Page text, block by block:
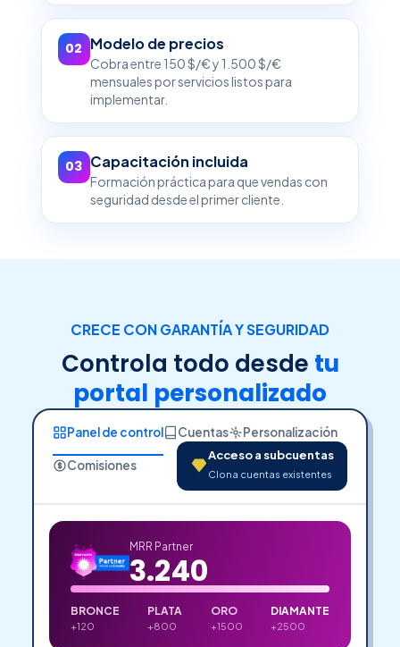
02 Modelo de precios
Cobra entre 150 $/€ y 1.500 $/€
mensuales por servicios listos para
implementar.
03 Capacitación incluida
Formación práctica para que vendas con
seguridad desde el primer cliente.
CRECE CON GARANTÍA Y SEGURIDAD
Controla todo desde tu
portal personalizado
Panel de control Cuentas Personalización
Comisiones
Acceso a subcuentas
Clona cuentas existentes
MRR Partner
3.240
BRONCE
+120
PLATA
+800
ORO
+1500
DIAMANTE
+2500